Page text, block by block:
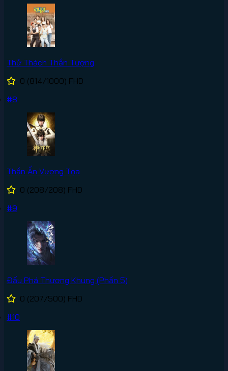
Thử Thách Thần Tượng
0 (814/1000) FHD
#8
Thần Ấn Vương Tọa
0 (208/208) FHD
#9
Đấu Phá Thương Khung (Phần 5)
0 (207/500) FHD
#10